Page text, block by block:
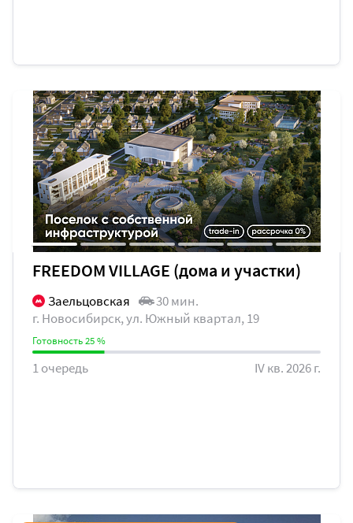
FREEDOM VILLAGE (дома и участки)
Заельцовская
30 мин.
г. Новосибирск, ул. Южный квартал, 19
Готовность 25 %
1 очередь IV кв. 2026 г.